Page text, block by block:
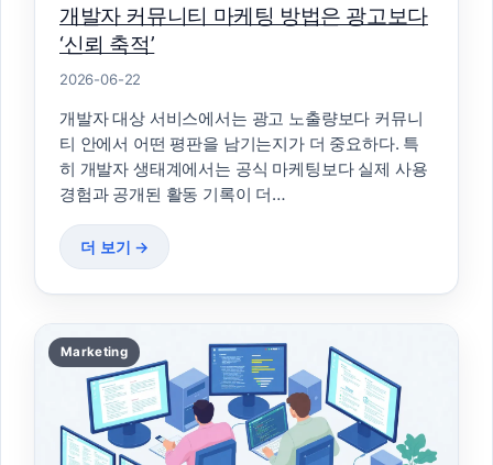
개발자 커뮤니티 마케팅 방법은 광고보다
‘신뢰 축적’
2026-06-22
개발자 대상 서비스에서는 광고 노출량보다 커뮤니
티 안에서 어떤 평판을 남기는지가 더 중요하다. 특
히 개발자 생태계에서는 공식 마케팅보다 실제 사용
경험과 공개된 활동 기록이 더…
더 보기 →
Marketing